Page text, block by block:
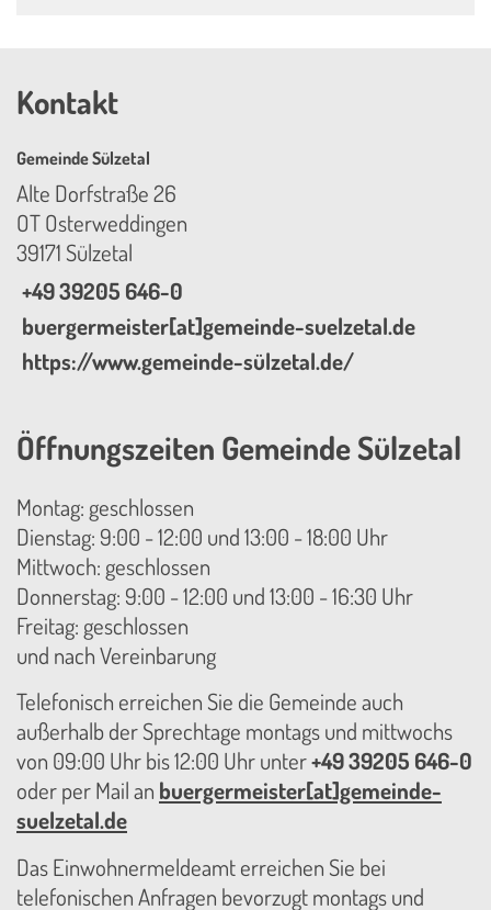
Kontakt
Gemeinde Sülzetal
Alte Dorfstraße 26
OT Osterweddingen
39171 Sülzetal
+49 39205 646-0
buergermeister[at]gemeinde-suelzetal.de
https://www.gemeinde-sülzetal.de/
Öffnungszeiten Gemeinde Sülzetal
Montag: geschlossen
Dienstag: 9:00 - 12:00 und 13:00 - 18:00 Uhr
Mittwoch: geschlossen
Donnerstag: 9:00 - 12:00 und 13:00 - 16:30 Uhr
Freitag: geschlossen
und nach Vereinbarung
Telefonisch erreichen Sie die Gemeinde auch
außerhalb der Sprechtage montags und mittwochs
von 09:00 Uhr bis 12:00 Uhr unter+49 39205 646-0
oder per Mail an buergermeister[at]gemeinde-
suelzetal.de
Das Einwohnermeldeamt erreichen Sie bei
telefonischen Anfragen bevorzugt montags und